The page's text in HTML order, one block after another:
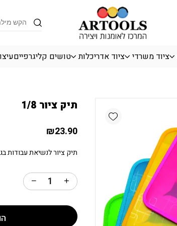
Products
search
ציוד משרדי ציוד אדריכלות טושים קליגרפיים
תיק ציור 1/8
₪23.90
תיק ציור לנשיאת עבודות בגודל 1/8 גיליון
Add wishlist